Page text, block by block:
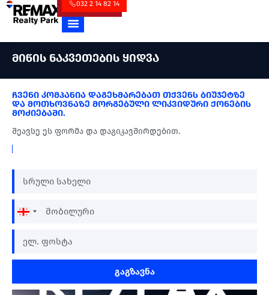
032 2 14 82 14
მიწის ნაკვეთების ყიდვა
ჩვენი კომპანია დაგეხმარებათ თქვენს ბიუჯეტზე
და მოთხოვნაზე მორგებული ლიკვიდური ქონების
მოძიებაში.
შეავსე ეს ფორმა და დაგიკავშირდებით.
Georgia
გაგზავნა